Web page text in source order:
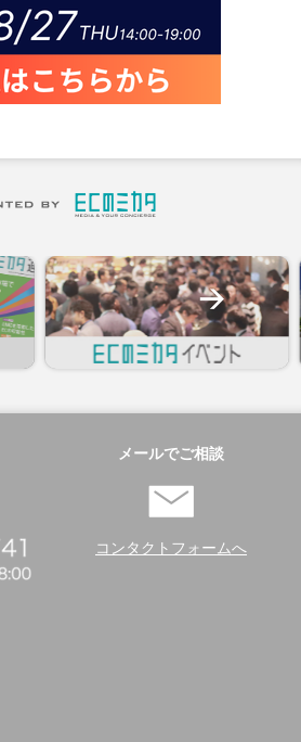
メールでご相談
コンタクトフォームへ